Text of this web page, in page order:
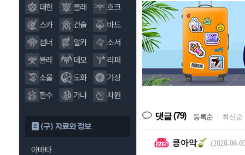
데헌
블래
호크
스카
건슬
바드
섬너
알카
소서
블레
데모
리퍼
소울
도화
기상
환수
가나 차원
(구) 자료와 정보
아바타
댓글(79) 등록순 최신순
킁아악 (2026-06-